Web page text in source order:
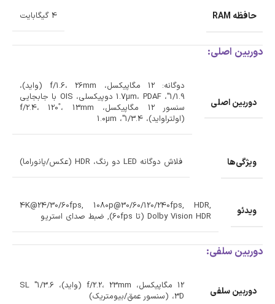
حافظه RAM 4 گیگابایت
دوربین اصلی:
دوربین اصلی
دوگانه: 12 مگاپیکسل، f/1.6، 26mm (واید)،
1/1.9"، 1.7µm، PDAF دوپیکسلی، OIS با جابجایی
سنسور 12 مگاپیکسل، f/2.4، 120˚، 13mm
(اولتراواید)، 1/3.4"، 1.0µm
ویژگی‌ها فلاش دوگانه LED دو رنگ، HDR (عکس/پانوراما)
ویدئو
4K@24/30/60fps, 1080p@30/60/120/240fps, HDR,
Dolby Vision HDR (تا 60fps), ضبط صدای استریو
دوربین سلفی:
دوربین سلفی
12 مگاپیکسل، f/2.2، 23mm (واید)، 1/3.6" SL
3D، (سنسور عمق/بیومتریک)